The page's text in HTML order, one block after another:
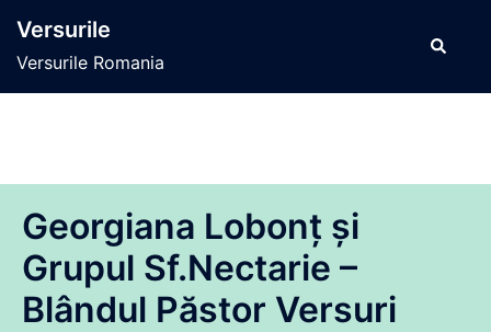
conținut
Versurile
Versurile Romania
Caută
Georgiana Lobonț și
Grupul Sf.Nectarie –
Blândul Păstor Versuri